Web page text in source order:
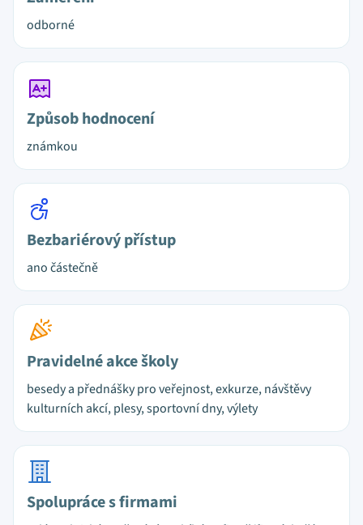
odborné
Způsob hodnocení
známkou
Bezbariérový přístup
ano částečně
Pravidelné akce školy
besedy a přednášky pro veřejnost, exkurze, návštěvy
kulturních akcí, plesy, sportovní dny, výlety
Spolupráce s firmami